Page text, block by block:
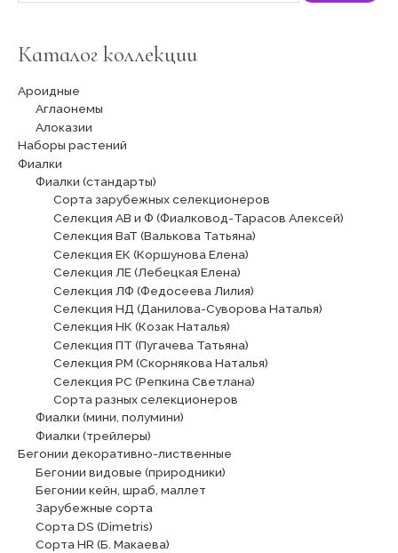
Каталог коллекции
Ароидные
Аглаонемы
Алоказии
Наборы растений
Фиалки
Фиалки (стандарты)
Сорта зарубежных селекционеров
Селекция АВ и Ф (Фиалковод-Тарасов Алексей)
Селекция ВаТ (Валькова Татьяна)
Селекция ЕК (Коршунова Елена)
Селекция ЛЕ (Лебецкая Елена)
Селекция ЛФ (Федосеева Лилия)
Селекция НД (Данилова-Суворова Наталья)
Селекция НК (Козак Наталья)
Селекция ПТ (Пугачева Татьяна)
Селекция РМ (Скорнякова Наталья)
Селекция РС (Репкина Светлана)
Сорта разных селекционеров
Фиалки (мини, полумини)
Фиалки (трейлеры)
Бегонии декоративно-лиственные
Бегонии видовые (природники)
Бегонии кейн, шраб, маллет
Зарубежные сорта
Сорта DS (Dimetris)
Сорта HR (Б. Макаева)